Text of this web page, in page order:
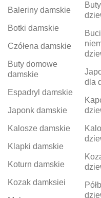
Baleriny damskie
Botki damskie
Czółena damskie
Buty domowe
damskie
Espadryl damskie
Japonk damskie
Kalosze damskie
Klapki damskie
Koturn damskie
Kozak damksiei
dla